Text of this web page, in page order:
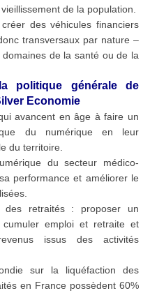
de la population.
des véhicules financiers
transversaux par nature –
de la santé ou de la
politique générale de
Economie
avancent en âge à faire un
du numérique en leur
du territoire.
du secteur médico-
performance et améliorer le
des retraités : proposer un
emploi et retraite et
issus des activités
sur la liquéfaction des
en France possèdent 60%